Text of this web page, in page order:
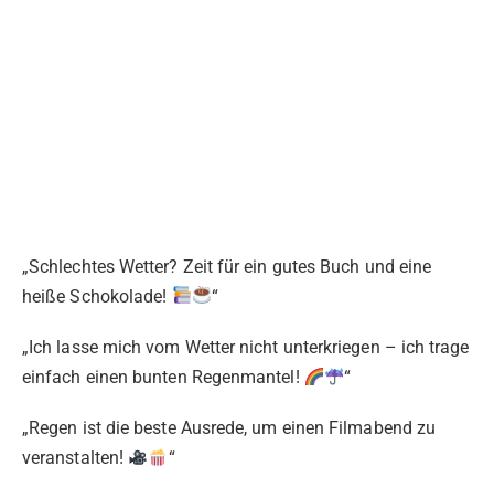
„Schlechtes Wetter? Zeit für ein gutes Buch und eine
heiße Schokolade!
“
„Ich lasse mich vom Wetter nicht unterkriegen – ich trage
einfach einen bunten Regenmantel!
“
„Regen ist die beste Ausrede, um einen Filmabend zu
veranstalten!
“